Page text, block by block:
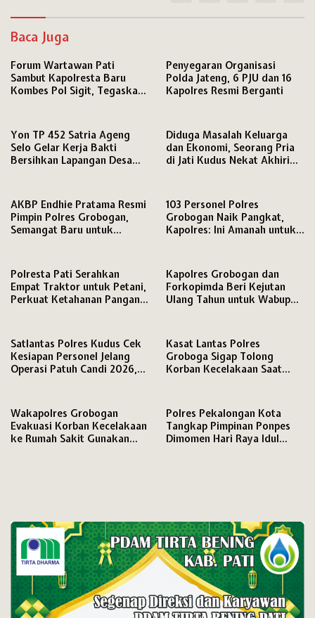
Baca Juga
Forum Wartawan Pati
Sambut Kapolresta Baru
Kombes Pol Sigit, Tegaskan
Penyegaran Organisasi
Polda Jateng, 6 PJU dan 16
Kapolres Resmi Berganti
Yon TP 452 Satria Ageng
Selo Gelar Kerja Bakti
Bersihkan Lapangan Desa
Diduga Masalah Keluarga
dan Ekonomi, Seorang Pria
di Jati Kudus Nekat Akhiri
AKBP Endhie Pratama Resmi
Pimpin Polres Grobogan,
Semangat Baru untuk
103 Personel Polres
Grobogan Naik Pangkat,
Kapolres: Ini Amanah untuk
Polresta Pati Serahkan
Empat Traktor untuk Petani,
Perkuat Ketahanan Pangan
Kapolres Grobogan dan
Forkopimda Beri Kejutan
Ulang Tahun untuk Wabup
Satlantas Polres Kudus Cek
Kesiapan Personel Jelang
Operasi Patuh Candi 2026,
Kasat Lantas Polres
Groboga Sigap Tolong
Korban Kecelakaan Saat
Wakapolres Grobogan
Evakuasi Korban Kecelakaan
ke Rumah Sakit Gunakan
Polres Pekalongan Kota
Tangkap Pimpinan Ponpes
Dimomen Hari Raya Idul